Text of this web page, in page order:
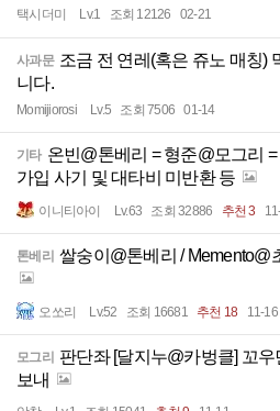
택시더미 Lv.1 조회 12126 02-21
사과문 조금 전 연레(혹은 쥬노 매칭)
니다.
Momijiorosi Lv.5 조회 7506 01-14
기타 온빈@톤베리 = 형준@모그리
가입 사기 및 대타비 미반환 등
이니티아이 Lv.63 조회 32886 추천 3
톤베리 쌀숭이@톤베리 / Memento@
오쏘리 Lv.52 조회 16681 추천 18 11-16
모그리 판단좌 [달지누@카벙클] 꼬우
보내